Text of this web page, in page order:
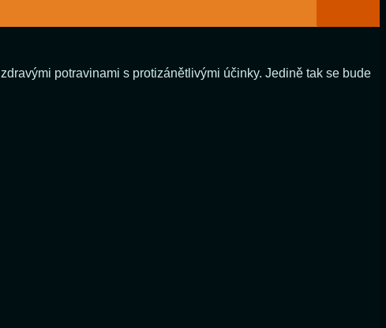
zdravými potravinami s protizánětlivými účinky. Jedině tak se bude